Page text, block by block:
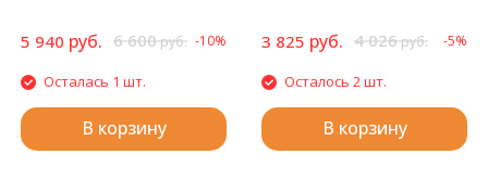
5 940 руб. 6 600руб. -10%
Осталась 1 шт.
В корзину
3 825 руб. 4 026руб. -5%
Осталось 2 шт.
В корзину